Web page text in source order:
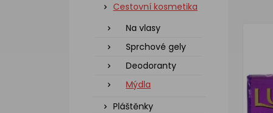
Cestovní kosmetika
Na vlasy
Sprchové gely
Deodoranty
Mýdla
Pláštěnky